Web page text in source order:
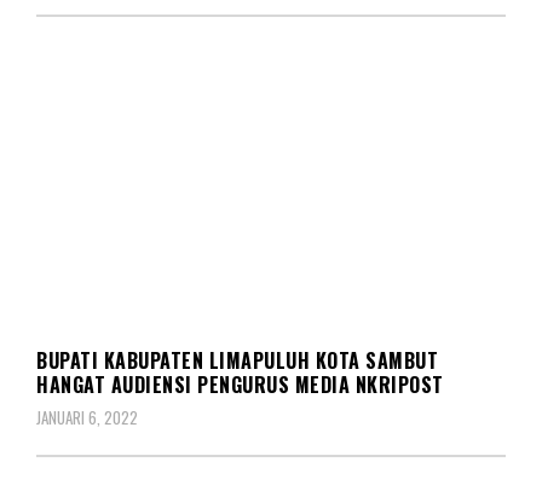
BUPATI KABUPATEN LIMAPULUH KOTA SAMBUT
HANGAT AUDIENSI PENGURUS MEDIA NKRIPOST
JANUARI 6, 2022